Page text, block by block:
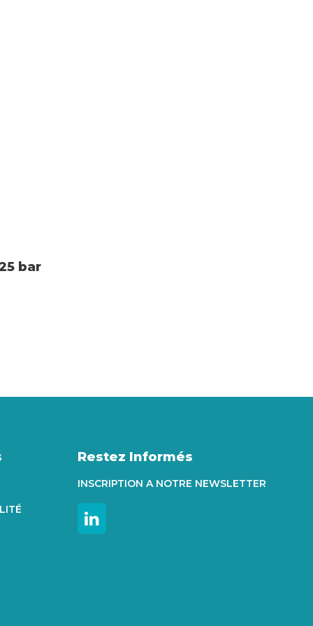
bar
Restez Informés
INSCRIPTION A NOTRE NEWSLETTER